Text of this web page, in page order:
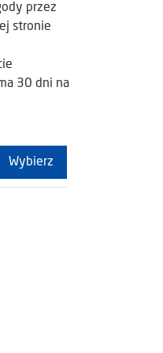
przez
stronie
30 dni na
Wybierz